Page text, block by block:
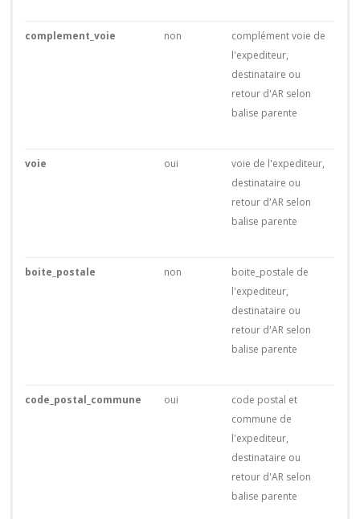
complement_voie non
complément voie de
l'expediteur,
destinataire ou
retour d'AR selon
balise parente
voie oui
voie de l'expediteur,
destinataire ou
retour d'AR selon
balise parente
boite_postale non
boite_postale de
l'expediteur,
destinataire ou
retour d'AR selon
balise parente
code_postal_commune oui
code postal et
commune de
l'expediteur,
destinataire ou
retour d'AR selon
balise parente